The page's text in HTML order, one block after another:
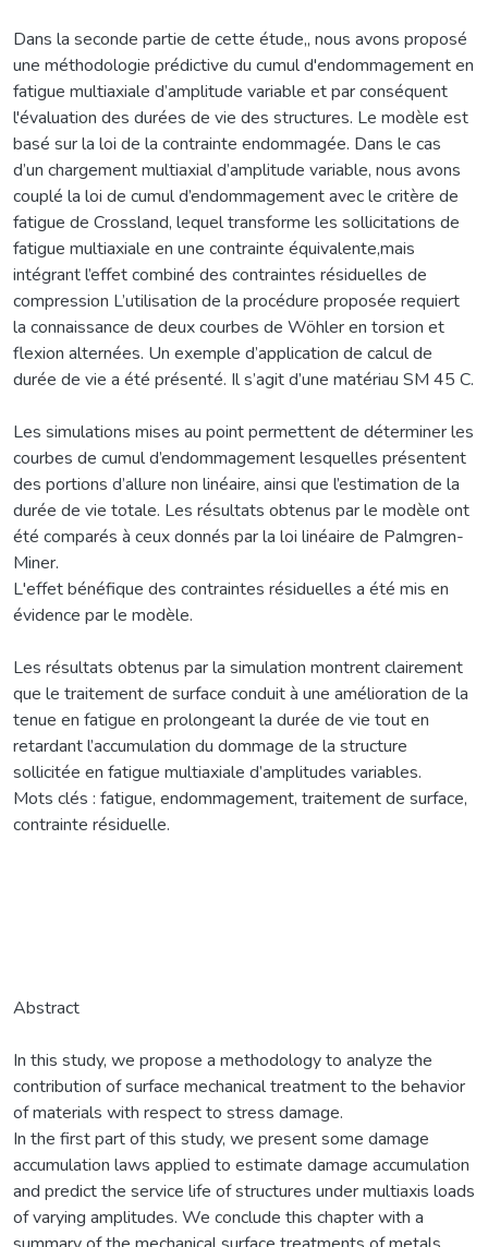
Dans la seconde partie de cette étude,, nous avons proposé
une méthodologie prédictive du cumul d'endommagement en
fatigue multiaxiale d’amplitude variable et par conséquent
l'évaluation des durées de vie des structures. Le modèle est
basé sur la loi de la contrainte endommagée. Dans le cas
d’un chargement multiaxial d’amplitude variable, nous avons
couplé la loi de cumul d’endommagement avec le critère de
fatigue de Crossland, lequel transforme les sollicitations de
fatigue multiaxiale en une contrainte équivalente,mais
intégrant l’effet combiné des contraintes résiduelles de
compression L’utilisation de la procédure proposée requiert
la connaissance de deux courbes de Wöhler en torsion et
flexion alternées. Un exemple d’application de calcul de
durée de vie a été présenté. Il s’agit d’une matériau SM 45 C.
Les simulations mises au point permettent de déterminer les
courbes de cumul d’endommagement lesquelles présentent
des portions d’allure non linéaire, ainsi que l’estimation de la
durée de vie totale. Les résultats obtenus par le modèle ont
été comparés à ceux donnés par la loi linéaire de Palmgren-
Miner.
L'effet bénéfique des contraintes résiduelles a été mis en
évidence par le modèle.
Les résultats obtenus par la simulation montrent clairement
que le traitement de surface conduit à une amélioration de la
tenue en fatigue en prolongeant la durée de vie tout en
retardant l’accumulation du dommage de la structure
sollicitée en fatigue multiaxiale d’amplitudes variables.
Mots clés : fatigue, endommagement, traitement de surface,
contrainte résiduelle.
Abstract
In this study, we propose a methodology to analyze the
contribution of surface mechanical treatment to the behavior
of materials with respect to stress damage.
In the first part of this study, we present some damage
accumulation laws applied to estimate damage accumulation
and predict the service life of structures under multiaxis loads
of varying amplitudes. We conclude this chapter with a